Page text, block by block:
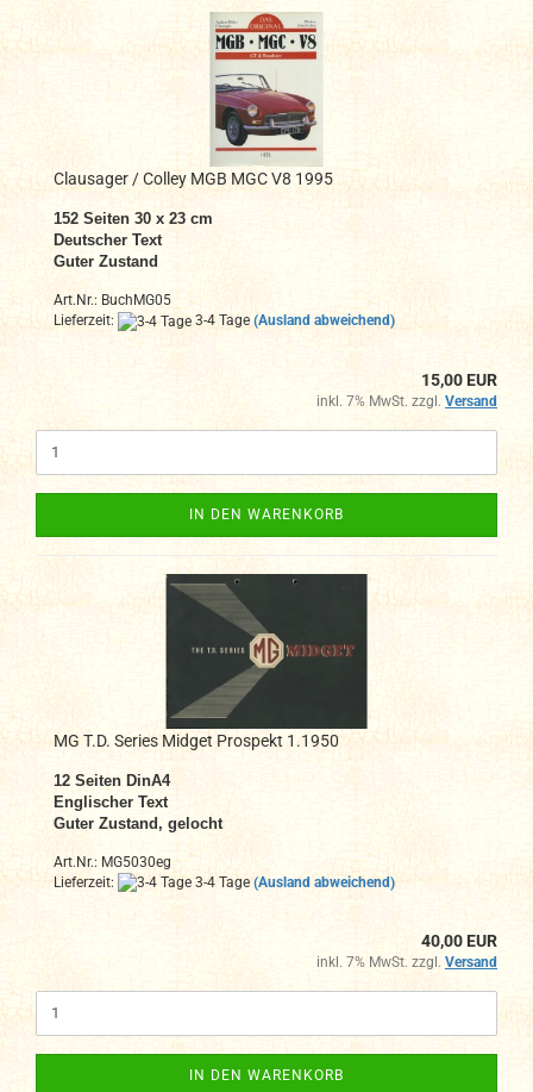
Clausager / Colley MGB MGC V8 1995
152 Seiten 30 x 23 cm
Deutscher Text
Guter Zustand
Art.Nr.: BuchMG05
Lieferzeit:
3-4 Tage (Ausland abweichend)
15,00 EUR
inkl. 7% MwSt. zzgl. Versand
IN DEN WARENKORB
MG T.D. Series Midget Prospekt 1.1950
12 Seiten DinA4
Englischer Text
Guter Zustand, gelocht
Art.Nr.: MG5030eg
Lieferzeit:
3-4 Tage (Ausland abweichend)
40,00 EUR
inkl. 7% MwSt. zzgl. Versand
IN DEN WARENKORB